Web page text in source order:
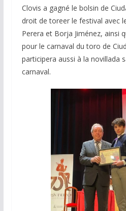
Clovis a gagné le bolsin de
droit de toreer le festival avec
Perera et Borja Jiménez, ainsi
pour le carnaval du toro de
participera aussi à la novillada
carnaval.